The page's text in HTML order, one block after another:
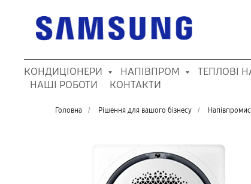
КОНДИЦІОНЕРИ НАПІВПРОМ ТЕПЛОВІ
НАШІ РОБОТИ
КОНТАКТИ
Головна / Рішення для вашого бізнесу /